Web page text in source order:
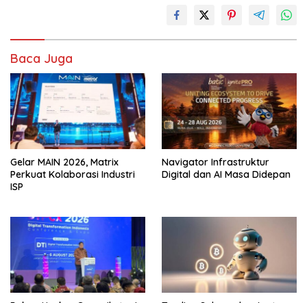
Baca Juga
Gelar MAIN 2026, Matrix
Perkuat Kolaborasi Industri
ISP
Navigator Infrastruktur
Digital dan AI Masa Didepan